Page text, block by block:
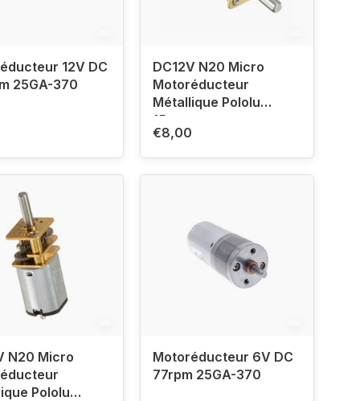
12V DC
25GA-370
DC12V N20 Micro
Motoréducteur
Métallique Pololu
15rpm
€8,00
N20 Micro
Pololu
Motoréducteur 6V DC
77rpm 25GA-370